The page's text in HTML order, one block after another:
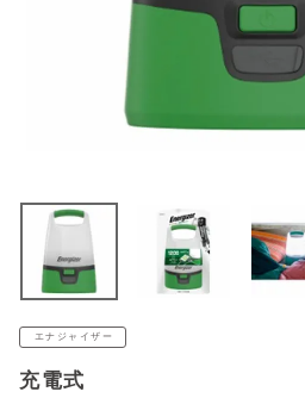
アウトレットSALE
ブログ
ログイン
お問い合わせ
エナジャイザー
充電式